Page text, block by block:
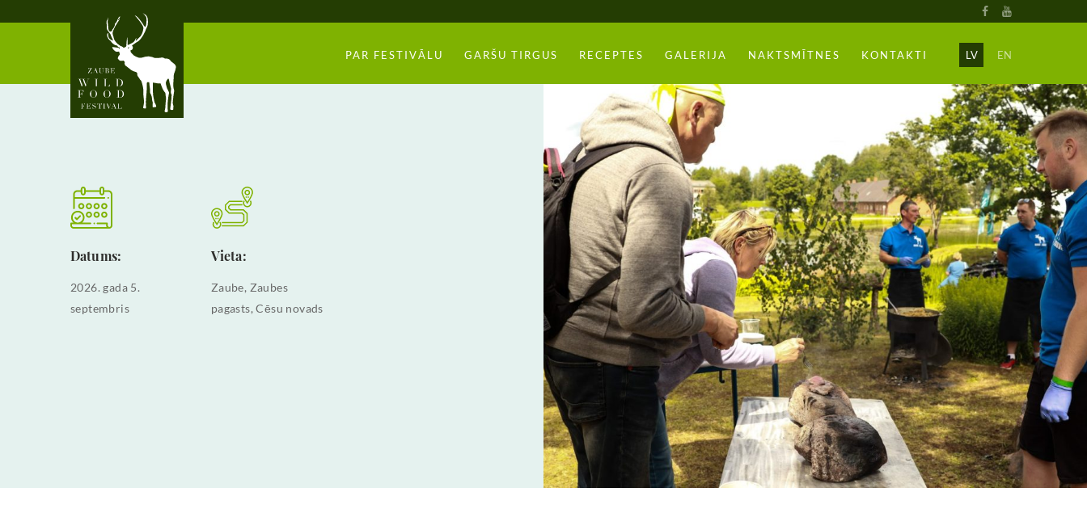
LV EN
PAR FESTIVĀLU GARŠU TIRGUS RECEPTES GALERIJA NAKTSMĪTNES KONTAKTI
Datums:
2026. gada 5.
septembris
Vieta:
Zaube, Zaubes
pagasts, Cēsu novads